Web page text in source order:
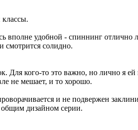
классы.
вполне удобной - спиннинг отлично
смотрится солидно.
кого-то это важно, но лично я
не мешает, и то хорошо.
и не подвержен
дизайном серии.